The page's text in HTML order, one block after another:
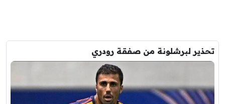
تحذير لبرشلونة من صفقة رودري